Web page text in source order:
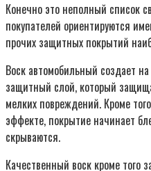
Конечно это неполный список
покупателей ориентируются
прочих защитных покрытий
Воск автомобильный создает
защитный слой, который
мелких повреждений. Кроме
эффекте, покрытие начинает
скрываются.
Качественный воск кроме того